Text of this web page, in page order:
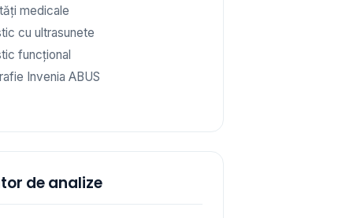
medicale
cu ultrasunete
funcțional
Invenia ABUS
de analize